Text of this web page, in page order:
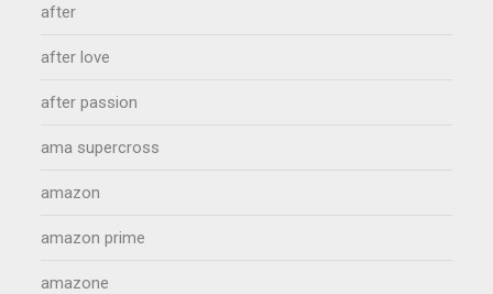
after
after love
after passion
ama supercross
amazon
amazon prime
amazone